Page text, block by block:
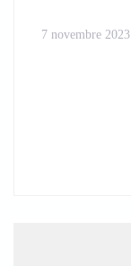
7 novembre 2023